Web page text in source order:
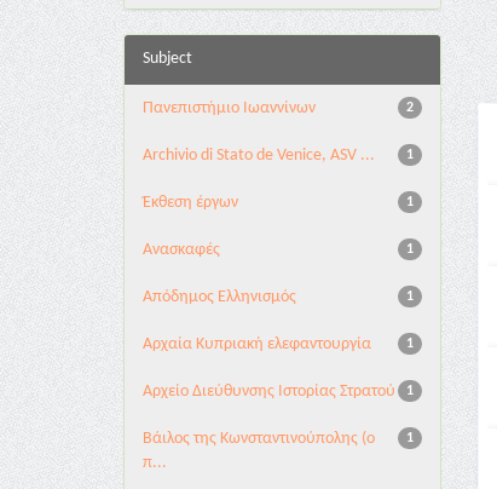
Subject
2
Πανεπιστήμιο Ιωαννίνων
1
Archivio di Stato de Venice, ASV ...
1
Έκθεση έργων
1
Ανασκαφές
1
Απόδημος Ελληνισμός
1
Αρχαία Κυπριακή ελεφαντουργία
1
Αρχείο Διεύθυνσης Ιστορίας Στρατού
1
Βάιλος της Κωνσταντινούπολης (ο
π...